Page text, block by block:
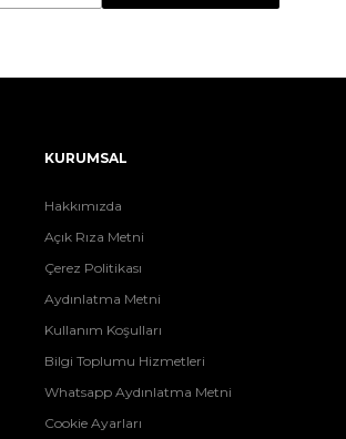
KURUMSAL
Hakkımızda
Açık Rıza Metni
Çerez Politikası
Aydınlatma Metni
Kullanım Koşulları
Bilgi Toplumu Hizmetleri
Whatsapp Aydınlatma Metni
Cookie Ayarları